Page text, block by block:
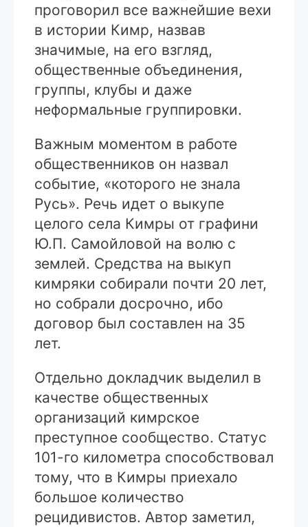
проговорил все важнейшие вехи
в истории Кимр, назвав
значимые, на его взгляд,
общественные объединения,
группы, клубы и даже
неформальные группировки.
Важным моментом в работе
общественников он назвал
событие, «которого не знала
Русь». Речь идет о выкупе
целого села Кимры от графини
Ю.П. Самойловой на волю с
землей. Средства на выкуп
кимряки собирали почти 20 лет,
но собрали досрочно, ибо
договор был составлен на 35
лет.
Отдельно докладчик выделил в
качестве общественных
организаций кимрское
преступное сообщество. Статус
101-го километра способствовал
тому, что в Кимры приехало
большое количество
рецидивистов. Автор заметил,